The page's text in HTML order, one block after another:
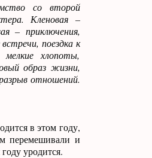
со второй
Кленовая –
– приключения,
поездка к
мелкие хлопоты,
образ жизни,
разрыв отношений.
в этом году,
перемешивали и
уродится.